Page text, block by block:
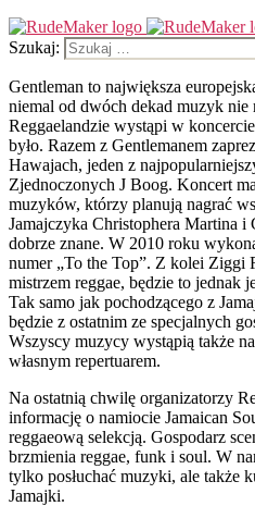
Szukaj:
Gentleman to największa
niemal od dwóch dekad muzyk nie
Reggaelandzie wystąpi w
było. Razem z Gentlemanem
Hawajach, jeden z
Zjednoczonych J Boog. Koncert
muzyków, którzy planują nagrać
Jamajczyka Christophera Martina i
dobrze znane. W 2010 roku
numer „To the Top”. Z kolei Ziggi
mistrzem reggae, będzie to jednak
Tak samo jak pochodzącego z
będzie z ostatnim ze specjalnych
Wszyscy muzycy wystąpią także
własnym repertuarem.
Na ostatnią chwilę organizatorzy
informację o namiocie Jamaican
reggaeową selekcją. Gospodarz
brzmienia reggae, funk i soul. W
tylko posłuchać muzyki, ale także
Jamajki.